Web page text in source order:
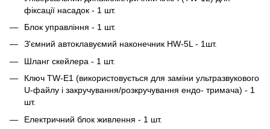
фіксації насадок - 1 шт.
Блок управління - 1 шт.
З'ємний автоклавуємий наконечник HW-5L - 1шт.
Шланг скейлера - 1 шт.
Ключ TW-E1 (використовується для заміни ультразвукового
U-файлу і закручування/розкручування ендо- тримача) - 1
шт.
Електричний блок живлення - 1 шт.